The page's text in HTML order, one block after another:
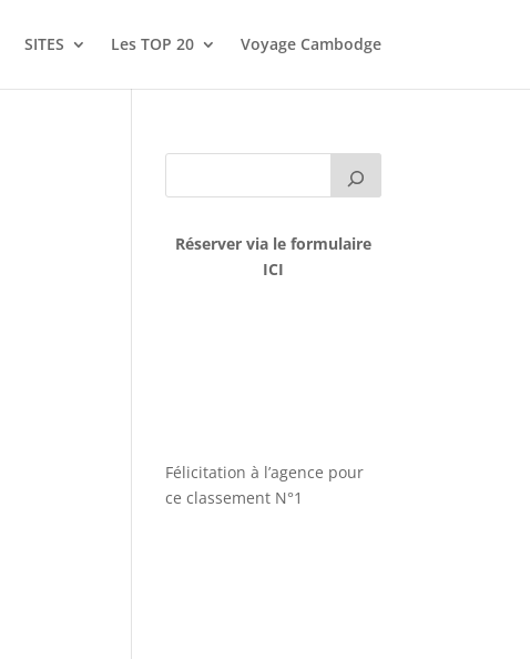
SITES Les TOP 20 Voyage Cambodge
Réserver via le formulaire
ICI
Félicitation à l’agence pour
ce classement N°1